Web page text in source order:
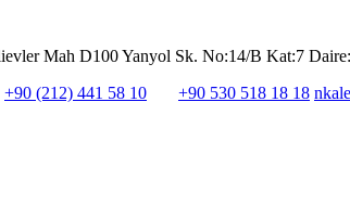
Mah D100 Yanyol Sk. No:14/B Kat:7
+90 (212) 441 58 10 +90 530 518 18 18